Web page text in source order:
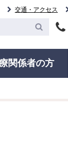
交通・アクセス
関係者の方